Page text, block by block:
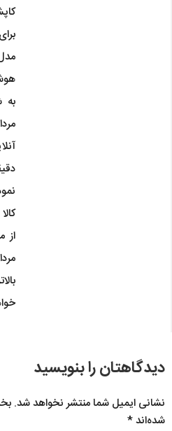
به
از
دیدگاهتان را بنویسید
نشانی ایمیل شما منتشر نخواهد شد.
شده‌اند*